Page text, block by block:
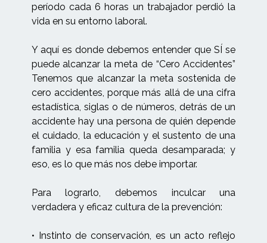
período cada 6 horas un trabajador perdió la
vida en su entorno laboral.
Y aquí es donde debemos entender que SÍ se
puede alcanzar la meta de “Cero Accidentes”
Tenemos que alcanzar la meta sostenida de
cero accidentes, porque más allá de una cifra
estadística, siglas o de números, detrás de un
accidente hay una persona de quién depende
el cuidado, la educación y el sustento de una
familia y esa familia queda desamparada; y
eso, es lo que más nos debe importar.
Para lograrlo, debemos inculcar una
verdadera y eficaz cultura de la prevención:
• Instinto de conservación, es un acto reflejo